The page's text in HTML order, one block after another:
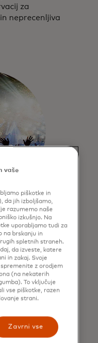
za
neprecenljiva
in
na
gledaliških in
vaše
piškotke in
da jih izboljšamo,
razumemo naše
izkušnjo. Na
uporabljamo tudi za
na brskanju in
spletnih straneh.
da izveste, katere
in zakaj. Svoje
z orodjem
(na nekaterih
To vključuje
vse piškotke, razen
strani.
Zavrni vse